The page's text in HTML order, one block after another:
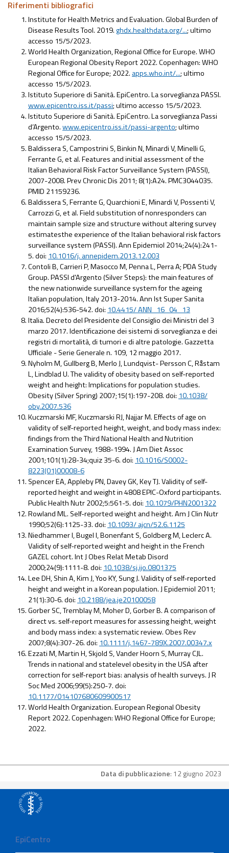
Riferimenti bibliografici
Institute for Health Metrics and Evaluation. Global Burden of
Disease Results Tool. 2019.ghdx.healthdata.org/...; ultimo
accesso 15/5/2023.
World Health Organization, Regional Office for Europe. WHO
European Regional Obesity Report 2022. Copenhagen: WHO
Regional Office for Europe; 2022. apps.who.int/...; ultimo
accesso 15/5/2023.
Istituto Superiore di Sanità. EpiCentro. La sorveglianza PASSI.
www.epicentro.iss.it/passi; ultimo accesso 15/5/2023.
Istituto Superiore di Sanità. EpiCentro. La sorveglianza Passi
d’Argento.www.epicentro.iss.it/passi-argento; ultimo
accesso 15/5/2023.
Baldissera S, Campostrini S, Binkin N, Minardi V, Minelli G,
Ferrante G, et al. Features and initial assessment of the
Italian Behavioral Risk Factor Surveillance System (PASSI),
2007-2008. Prev Chronic Dis 2011; 8(1):A24. PMC3044035.
PMID 21159236.
Baldissera S, Ferrante G, Quarchioni E, Minardi V, Possenti V,
Carrozzi G, et al. Field substitution of nonresponders can
maintain sample size and structure without altering survey
estimatesthe experience of the Italian behavioral risk factors
surveillance system (PASSI). Ann Epidemiol 2014;24(4):241-
5. doi: 10.1016/j. annepidem.2013.12.003
Contoli B, Carrieri P, Masocco M, Penna L, Perra A; PDA Study
Group. PASSI d'Argento (Silver Steps): the main features of
the new nationwide surveillance system for the ageing
Italian population, Italy 2013-2014. Ann Ist Super Sanita
2016;52(4):536-542. doi: 10.4415/ ANN_16_04_13
Italia. Decreto del Presidente del Consiglio dei Ministri del 3
marzo 2017. Identificazione dei sistemi di sorveglianza e dei
registri di mortalità, di tumori e di altre patologie. Gazzetta
Ufficiale - Serie Generale n. 109, 12 maggio 2017.
Nyholm M, Gullberg B, Merlo J, Lundqvist- Persson C, Råstam
L, Lindblad U. The validity of obesity based on self-reported
weight and height: Implications for population studies.
Obesity (Silver Spring) 2007;15(1):197-208. doi: 10.1038/
oby.2007.536
Kuczmarski MF, Kuczmarski RJ, Najjar M. Effects of age on
validity of self-reported height, weight, and body mass index:
findings from the Third National Health and Nutrition
Examination Survey, 1988-1994. J Am Diet Assoc
2001;101(1):28-34;quiz 35-6. doi: 10.1016/S0002-
8223(01)00008-6
Spencer EA, Appleby PN, Davey GK, Key TJ. Validity of self-
reported height and weight in 4808 EPIC-Oxford participants.
Public Health Nutr 2002;5:561-5. doi: 10.1079/PHN2001322
Rowland ML. Self-reported weight and height. Am J Clin Nutr
1990;52(6):1125-33. doi: 10.1093/ ajcn/52.6.1125
Niedhammer I, Bugel I, Bonenfant S, Goldberg M, Leclerc A.
Validity of self-reported weight and height in the French
GAZEL cohort. Int J Obes Relat Metab Disord
2000;24(9):1111-8. doi: 10.1038/sj.ijo.0801375
Lee DH, Shin A, Kim J, Yoo KY, Sung J. Validity of self-reported
height and weight in a Korean population. J Epidemiol 2011;
21(1):30-6. doi: 10.2188/jea.je20100058
Gorber SC, Tremblay M, Moher D, Gorber B. A comparison of
direct vs. self-report measures for assessing height, weight
and body mass index: a systematic review. Obes Rev
2007;8(4):307-26. doi: 10.1111/j.1467-789X.2007.00347.x
Ezzati M, Martin H, Skjold S, Vander Hoorn S, Murray CJL.
Trends in national and statelevel obesity in the USA after
correction for self-report bias: analysis of health surveys. J R
Soc Med 2006;99(5):250-7. doi:
10.1177/014107680609900517
World Health Organization. European Regional Obesity
Report 2022. Copenhagen: WHO Regional Office for Europe;
2022.
Data di pubblicazione: 12 giugno 2023
EpiCentro